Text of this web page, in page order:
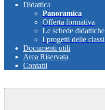
Didattica
Panoramica
Offerta formativa
Le schede didattiche
I progetti delle classi
Documenti utili
Area Riservata
Contatti